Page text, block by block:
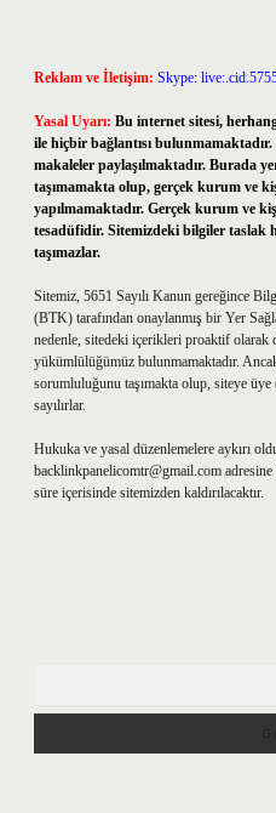
Reklam ve İletişim: Skype:
Yasal Uyarı: Bu internet sitesi,
ile hiçbir bağlantısı bulunmamaktadır.
makaleler paylaşılmaktadır. Burada
taşımamakta olup, gerçek kurum ve
yapılmamaktadır. Gerçek kurum ve
tesadüfidir. Sitemizdeki bilgiler taslak
taşımazlar.
Sitemiz, 5651 Sayılı Kanun gereğince
(BTK) tarafından onaylanmış bir Yer
nedenle, sitedeki içerikleri proaktif olarak
yükümlülüğümüz bulunmamaktadır.
sorumluluğunu taşımakta olup, siteye
sayılırlar.
Hukuka ve yasal düzenlemelere aykırı
backlinkpanelicomtr@gmail.com
süre içerisinde sitemizden kaldırılacaktır.